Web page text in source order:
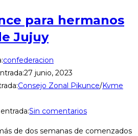
para hermanos
Jujuy
confederacion
27 junio, 2023
Consejo Zonal Pikunce/Kvme
Sin comentarios
de dos semanas de comenzados